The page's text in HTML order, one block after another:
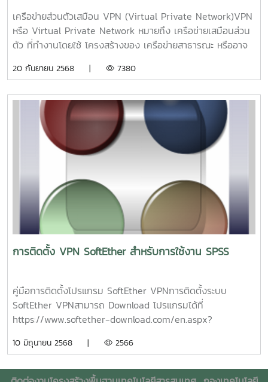
เครือข่ายส่วนตัวเสมือน VPN (Virtual Private Network)VPN
หรือ Virtual Private Network หมายถึง เครือข่ายเสมือนส่วน
ตัว ที่ทำงานโดยใช้ โครงสร้างของ เครือข่ายสาธารณะ หรืออาจ
เฉพาะ ขององค์กรได้ ด้วยการ เข้ารหัสแพ็กเก็ตก่อนส่ง เพื่อให้
ข้อมูล มีความปลอดภัยนั้น ก็มีอยู่หลายกลไกด้วยกัน ซึ่งวิธีเข้า
รหัสข้อมูล (encryption) จะทำกันที่เลเยอร์ 2 คือ Data Link
Layer แต่ปัจจุบัน มีการเข้ารหัสใน IP Layer โดยมักใช้เทคโนโลยี
IPSec (IP Security)ปกติแล้ว VPN ถูกนำมาใช้กับองค์กรขนาด
ใหญ่ ที่มีสาขาอยู่ตามที่ต่างๆ และต้องการ ต่อเชื่อมเข้าหากัน โดย
หรือคนที่เกี่ยวข้องด้วย เช่น ลูกค้า, ซัพพลายเออร์ เป็นต้น
นอกจากนี้แล้ว กลไกในการสร้างโครงข่าย VPN อีกประเภทหนึ่ง
คือ MPLS (Multiprotocal Label Switch) เป็นวิธีในการส่งแพ็ก
เก็ต โดยการใส่ label ที่ส่วนหัว ของข้อความ และค่อยเข้ารหัส
ข้อมูล จากนั้น จึงส่งไปยังจุดหมายปลายทาง เมื่อถึงปลายทาง ก็
จะถอดรหัสที่ส่วนหัวออก วิธีการนี้ ช่วยให้ผู้วางระบบเครือข่าย
ได้ประโยชน์ที่ได้รับจาก VPN ประโยชน์ของ การติดตั้งเครือข่าย
แบบ VPN จะช่วยองค์กร ประหยัดค่าใช้จ่าย เพราะไม่ว่าผู้ใช้
องค์กร จะอยู่ที่ใดในโลก ก็สามารถเข้าถึง เครือข่าย VPN ของ
ลด ค่าใช้จ่าย ในการติดต่อสื่อสาร และสามารถ ลดค่าใช้จ่ายใน
สามารถ ให้ความคล่องตัว ในการเปลี่ยนแปลง เช่น การขยาย
20 กันยายน 2568 | 7380
การติดตั้ง VPN SoftEther สำหรับการใช้งาน SPSS
คู่มือการติดตั้งโปรแกรม SoftEther VPNการติดตั้งระบบ
SoftEther VPNสามารถ Download โปรแกรมได้ที่
https://www.softether-download.com/en.aspx?
VPN ClientSelect Platform เลือก Windowsทำการ
9807, rtm)เมื่อทำการ Download โปรแกรมเสร็จแล้ว ดับเบิล
10 มิถุนายน 2568 | 2566